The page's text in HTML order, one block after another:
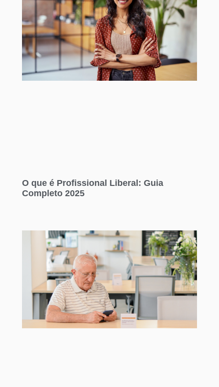
O que é Profissional Liberal: Guia
Completo 2025